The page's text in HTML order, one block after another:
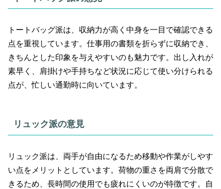
トートバッグ派は、収納力が高く中身を一目で確認できる
点を重視しています。仕事用の書類を折らずに収納でき、
きちんとした印象を与えやすいのも魅力です。出し入れが
素早く、肩掛けや手持ちなど状況に応じて使い分けられる
点が、忙しい通勤時に向いています。
リュック派の意見
リュック派は、両手が自由になるため移動や作業がしやす
い点をメリットとしています。荷物の重さを両肩で分散で
きるため、長時間の使用でも疲れにくいのが特徴です。自